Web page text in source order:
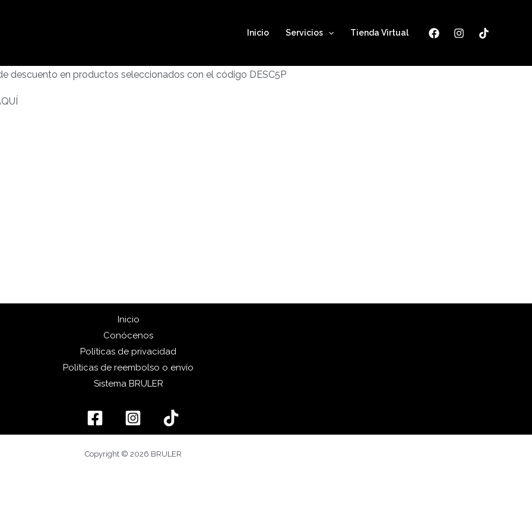
Inicio Servicios Tienda Virtual
descuento en productos seleccionados con el código DESC5P
Inicio
Conócenos
Políticas de privacidad
Políticas de reembolso o envío
Sistema BRULER
Copyright © 2026 BRULER